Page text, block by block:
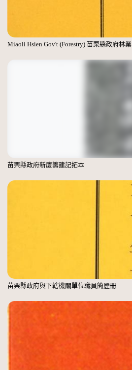
Miaoli Hsien Gov't (Forestry) 苗栗縣政府林業
苗栗縣政府新廈籌建記拓本
苗栗縣政府與下轄機關單位職員簡歷冊